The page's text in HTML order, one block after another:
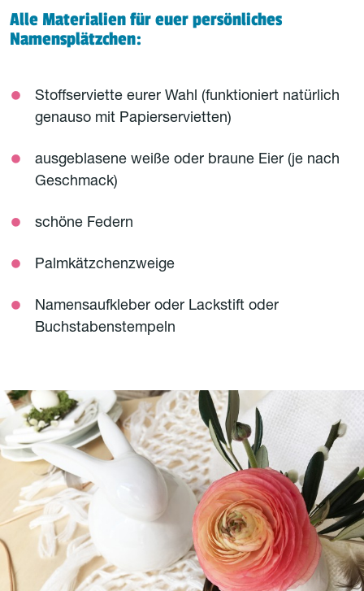
Alle Materialien für euer persönliches
Namensplätzchen:
Stoffserviette eurer Wahl (funktioniert natürlich
genauso mit Papierservietten)
ausgeblasene weiße oder braune Eier (je nach
Geschmack)
schöne Federn
Palmkätzchenzweige
Namensaufkleber oder Lackstift oder
Buchstabenstempeln